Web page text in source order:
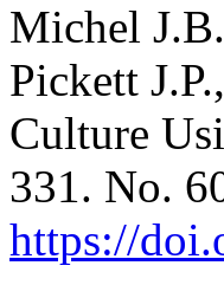
Michel
Pickett
Culture
331. No.
https://